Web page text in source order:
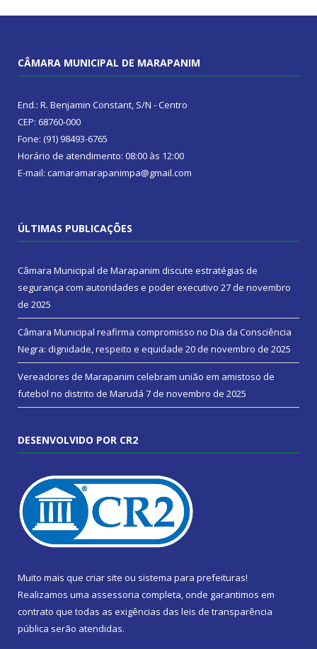
CÂMARA MUNICIPAL DE MARAPANIM
End.: R. Benjamin Constant, S/N - Centro
CEP: 68760-000
Fone: (91) 98493-6765
Horário de atendimento: 08:00 às 12:00
E-mail: camaramarapanimpa@gmail.com
ÚLTIMAS PUBLICAÇÕES
Câmara Municipal de Marapanim discute estratégias de
segurança com autoridades e poder executivo 27 de novembro
de 2025
Câmara Municipal reafirma compromisso no Dia da Consciência
Negra: dignidade, respeito e equidade 20 de novembro de 2025
Vereadores de Marapanim celebram união em amistoso de
futebol no distrito de Marudá 7 de novembro de 2025
DESENVOLVIDO POR CR2
Muito mais que criar site ou sistema para prefeituras!
Realizamos uma assessoria completa, onde garantimos em
contrato que todas as exigências das leis de transparência
pública serão atendidas.